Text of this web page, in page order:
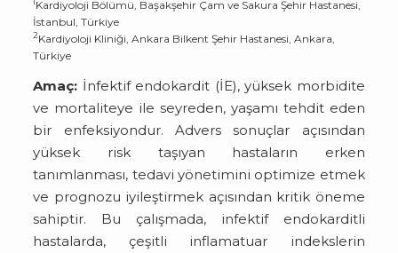
Kardiyoloji Bölümü, Başakşehir Çam ve Sakura Şehir Hastanesi,
İstanbul, Türkiye
2Kardiyoloji Kliniği, Ankara Bilkent Şehir Hastanesi, Ankara,
Türkiye
Amaç: İnfektif endokardit (İE), yüksek morbidite
ve mortaliteye ile seyreden, yaşamı tehdit eden
bir enfeksiyondur. Advers sonuçlar açısından
yüksek risk taşıyan hastaların erken
tanımlanması, tedavi yönetimini optimize etmek
ve prognozu iyileştirmek açısından kritik öneme
sahiptir. Bu çalışmada, infektif endokarditli
hastalarda, çeşitli inflamatuar indekslerin